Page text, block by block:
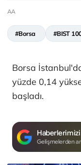
AA
#Borsa #BIST
Borsa
yüzde 0,14
başladı.
Haberlerimizi
Gelişmelerden